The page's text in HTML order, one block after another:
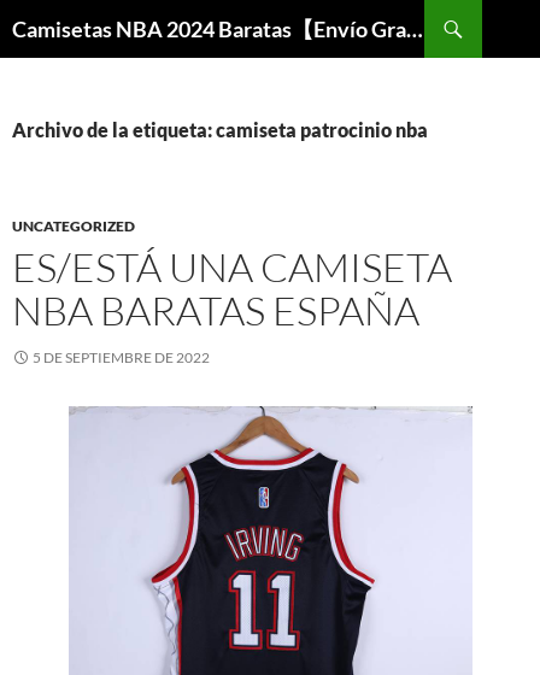
Camisetas NBA 2024 Baratas【Envío Gratis】
Archivo de la etiqueta: camiseta patrocinio nba
UNCATEGORIZED
ES/ESTÁ UNA CAMISETA
NBA BARATAS ESPAÑA
5 DE SEPTIEMBRE DE 2022